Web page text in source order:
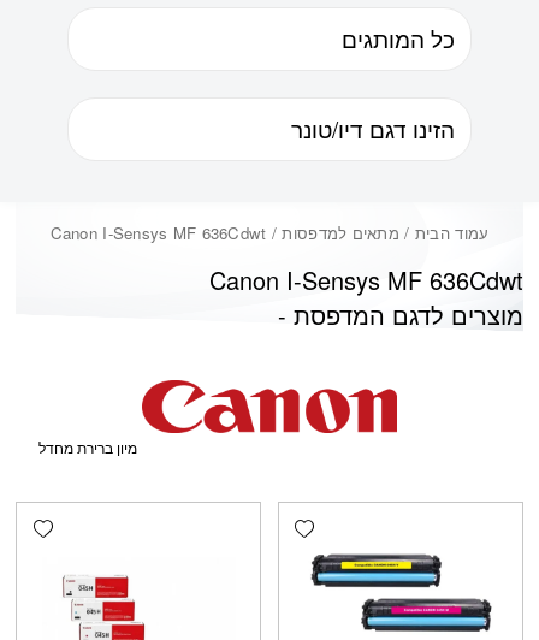
עמוד הבית / מתאים למדפסות / Canon I-Sensys MF 636Cdwt
Canon I-Sensys MF 636Cdwt
מוצרים לדגם המדפסת -
Add wishlist